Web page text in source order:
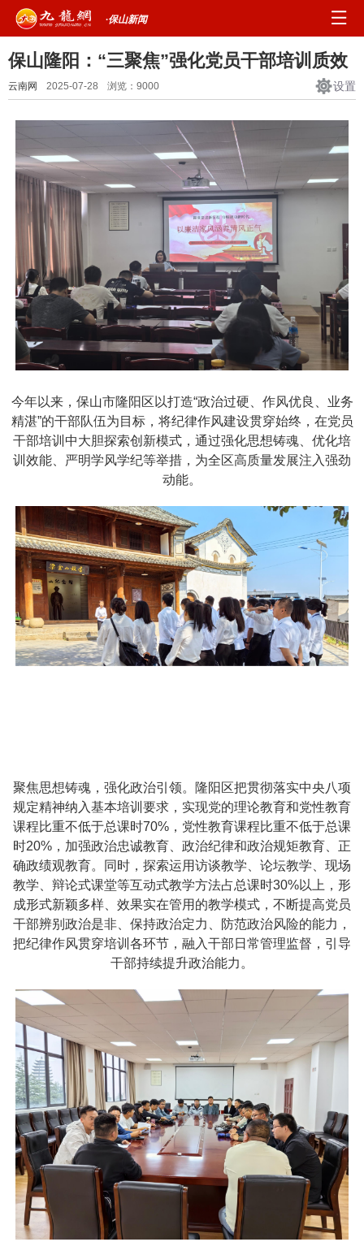
·保山新闻
保山隆阳：“三聚焦”强化党员干部培训质效
云南网 2025-07-28 浏览： 9000 设置
今年以来，保山市隆阳区以打造“政治过硬、作风优良、业务
精湛”的干部队伍为目标，将纪律作风建设贯穿始终，在党员
干部培训中大胆探索创新模式，通过强化思想铸魂、优化培
训效能、严明学风学纪等举措，为全区高质量发展注入强劲
动能。
聚焦思想铸魂，强化政治引领。隆阳区把贯彻落实中央八项
规定精神纳入基本培训要求，实现党的理论教育和党性教育
课程比重不低于总课时70%，党性教育课程比重不低于总课
时20%，加强政治忠诚教育、政治纪律和政治规矩教育、正
确政绩观教育。同时，探索运用访谈教学、论坛教学、现场
教学、辩论式课堂等互动式教学方法占总课时30%以上，形
成形式新颖多样、效果实在管用的教学模式，不断提高党员
干部辨别政治是非、保持政治定力、防范政治风险的能力，
把纪律作风贯穿培训各环节，融入干部日常管理监督，引导
干部持续提升政治能力。